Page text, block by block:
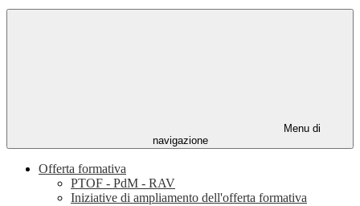
Menu di
navigazione
Offerta formativa
PTOF - PdM - RAV
Iniziative di ampliamento dell'offerta formativa